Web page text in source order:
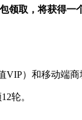
领取，将获得一
）和移动端
轮。